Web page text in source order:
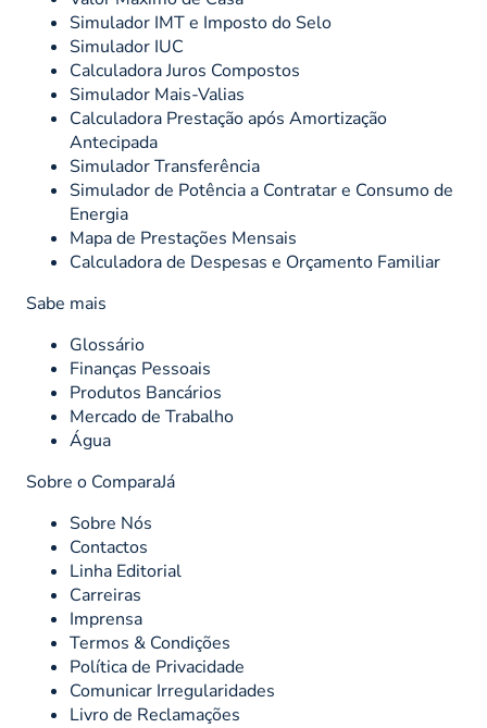
Simulador IMT e Imposto do Selo
Simulador IUC
Calculadora Juros Compostos
Simulador Mais-Valias
Calculadora Prestação após Amortização
Antecipada
Simulador Transferência
Simulador de Potência a Contratar e Consumo de
Energia
Mapa de Prestações Mensais
Calculadora de Despesas e Orçamento Familiar
Sabe mais
Glossário
Finanças Pessoais
Produtos Bancários
Mercado de Trabalho
Água
Sobre o ComparaJá
Sobre Nós
Contactos
Linha Editorial
Carreiras
Imprensa
Termos & Condições
Política de Privacidade
Comunicar Irregularidades
Livro de Reclamações